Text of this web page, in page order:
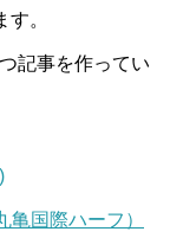
。
記事を作ってい
国際ハーフ）